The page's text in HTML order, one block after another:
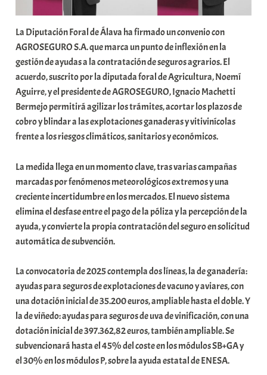
o
o
u
t
t
e
a
La Diputación Foral de Álava ha firmado un convenio con
AGROSEGURO S.A. que marca un punto de inflexión en la
gestión de ayudas a la contratación de seguros agrarios. El
acuerdo, suscrito por la diputada foral de Agricultura, Noemí
Aguirre, y el presidente de AGROSEGURO, Ignacio Machetti
Bermejo permitirá agilizar los trámites, acortar los plazos de
cobro y blindar a las explotaciones ganaderas y vitivinícolas
frente a los riesgos climáticos, sanitarios y económicos.
La medida llega en un momento clave, tras varias campañas
marcadas por fenómenos meteorológicos extremos y una
creciente incertidumbre en los mercados. El nuevo sistema
elimina el desfase entre el pago de la póliza y la percepción de la
ayuda, y convierte la propia contratación del seguro en solicitud
automática de subvención.
La convocatoria de 2025 contempla dos líneas, la de ganadería:
ayudas para seguros de explotaciones de vacuno y aviares, con
una dotación inicial de 35.200 euros, ampliable hasta el doble. Y
la de viñedo: ayudas para seguros de uva de vinificación, con una
dotación inicial de 397.362,82 euros, también ampliable. Se
subvencionará hasta el 45% del coste en los módulos SB+GA y
el 30% en los módulos P, sobre la ayuda estatal de ENESA.